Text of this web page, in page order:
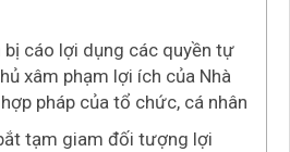
bị cáo lợi dụng các quyền tự
xâm phạm lợi ích của Nhà
pháp của tổ chức, cá nhân
tạm giam đối tượng lợi